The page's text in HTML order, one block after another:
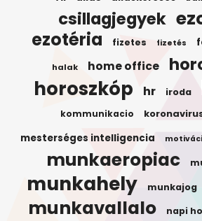
csillagjegyek
ezotéria fizetes fizetés
halak home office
horoszkóp hr iroda
kommunikacio
mesterséges intelligencia
munkaeropiac
munkahely munkajog
munkavallalo napi